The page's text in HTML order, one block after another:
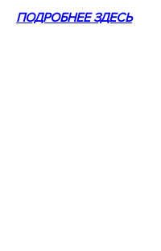
ПОДРОБНЕЕ ЗДЕСЬ